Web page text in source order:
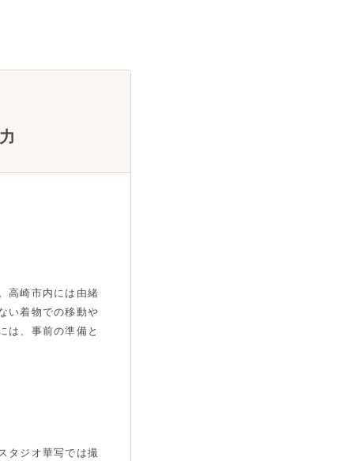
高崎市内には由緒
い着物での移動や
は、事前の準備と
タジオ華写では撮